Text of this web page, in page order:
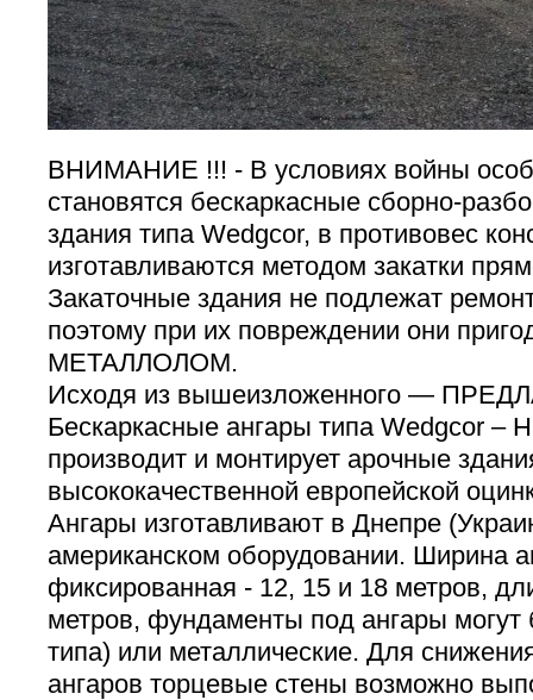
ВНИМАНИЕ !!! - В условиях войны
становятся бескаркасные сборно-
здания типа Wedgcor, в противовес
изготавливаются методом закатки
Закаточные здания не подлежат
поэтому при их повреждении они
МЕТАЛЛОЛОМ.
Исходя из вышеизложенного —
Бескаркасные ангары типа Wedgcor –
производит и монтирует арочные
высококачественной европейской
Ангары изготавливают в Днепре
американском оборудовании. Ширина
фиксированная - 12, 15 и 18 метров,
метров, фундаменты под ангары могут
типа) или металлические. Для
ангаров торцевые стены возможно